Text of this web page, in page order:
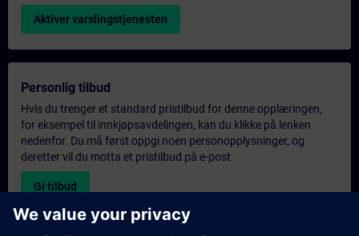
Aktiver varslingstjenesten
Personlig tilbud
Hvis du trenger et standard pristilbud for denne opplæringen,
for eksempel til innkjøpsavdelingen, kan du klikke på lenken
nedenfor. Du må først oppgi noen personopplysninger, og
deretter vil du motta et pristilbud på e-post.
Gi tilbud